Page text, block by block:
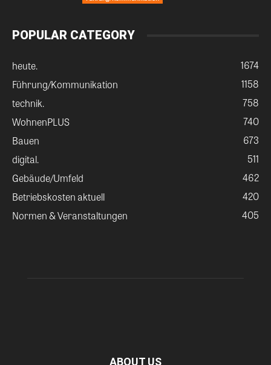
POPULAR CATEGORY
heute.
1674
Führung/Kommunikation
1158
technik.
758
WohnenPLUS
740
Bauen
673
digital.
511
Gebäude/Umfeld
462
Betriebskosten aktuell
420
Normen & Veranstaltungen
405
ABOUT US